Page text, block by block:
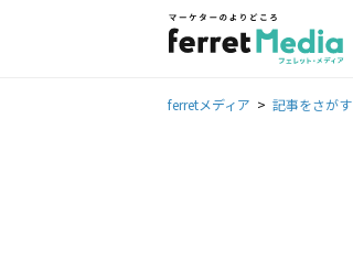
ferretメディア 記事をさがす